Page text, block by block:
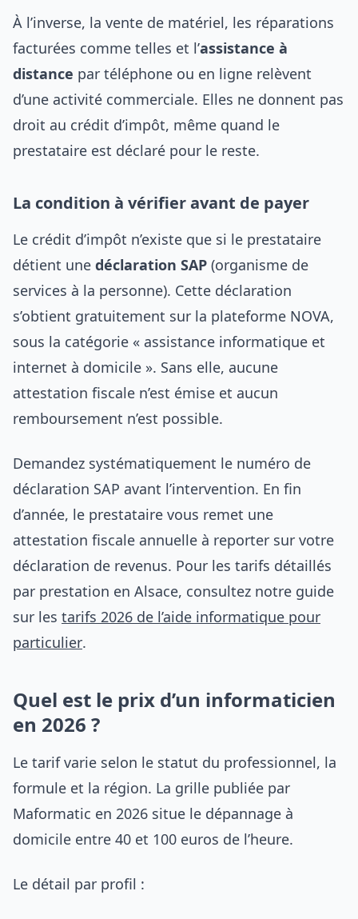
À l’inverse, la vente de matériel, les réparations
facturées comme telles et l’assistance à
distance par téléphone ou en ligne relèvent
d’une activité commerciale. Elles ne donnent pas
droit au crédit d’impôt, même quand le
prestataire est déclaré pour le reste.
La condition à vérifier avant de payer
Le crédit d’impôt n’existe que si le prestataire
détient une déclaration SAP (organisme de
services à la personne). Cette déclaration
s’obtient gratuitement sur la plateforme NOVA,
sous la catégorie « assistance informatique et
internet à domicile ». Sans elle, aucune
attestation fiscale n’est émise et aucun
remboursement n’est possible.
Demandez systématiquement le numéro de
déclaration SAP avant l’intervention. En fin
d’année, le prestataire vous remet une
attestation fiscale annuelle à reporter sur votre
déclaration de revenus. Pour les tarifs détaillés
par prestation en Alsace, consultez notre guide
sur les tarifs 2026 de l’aide informatique pour
particulier.
Quel est le prix d’un informaticien
en 2026 ?
Le tarif varie selon le statut du professionnel, la
formule et la région. La grille publiée par
Maformatic en 2026 situe le dépannage à
domicile entre 40 et 100 euros de l’heure.
Le détail par profil :